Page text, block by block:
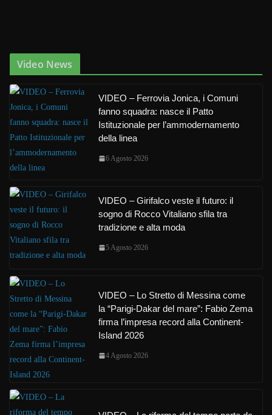
Video News
VIDEO – Ferrovia Jonica, i Comuni
fanno squadra: nasce il Patto
Istituzionale per l’ammodernamento
della linea
6 Agosto 2026
VIDEO – Girifalco veste il futuro: il
sogno di Rocco Vitaliano sfila tra
tradizione e alta moda
5 Agosto 2026
VIDEO – Lo Stretto di Messina come
la “Parigi-Dakar del mare”: Fabio Zema
firma l’impresa record alla Continent-
Island 2026
4 Agosto 2026